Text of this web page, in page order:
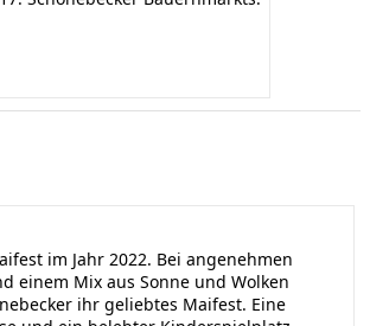
im Jahr 2022. Bei angenehmen
einem Mix aus Sonne und Wolken
ihr geliebtes Maifest. Eine